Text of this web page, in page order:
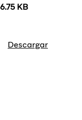
KB
Descargar